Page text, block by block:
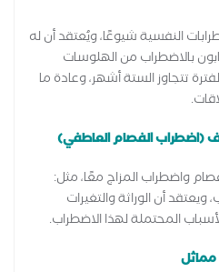
النفسية شيوعًا، ويُعتقد أن له
بالاضطراب من الهلوسات
تتجاوز الستة أشهر، وعادة ما
واضطراب المزاج معًا، مثل:
أن الوراثة والتغيرات
المحتملة لهذا الاضطراب.